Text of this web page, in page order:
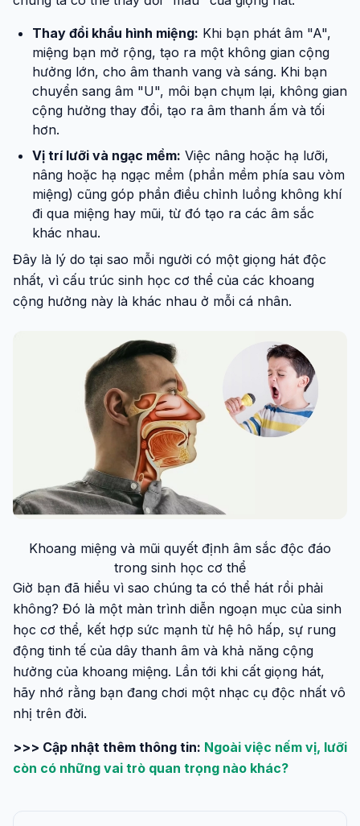
Thay đổi khẩu hình miệng: Khi bạn phát âm "A",
miệng bạn mở rộng, tạo ra một không gian cộng
hưởng lớn, cho âm thanh vang và sáng. Khi bạn
chuyển sang âm "U", môi bạn chụm lại, không gian
cộng hưởng thay đổi, tạo ra âm thanh ấm và tối
hơn.
Vị trí lưỡi và ngạc mềm: Việc nâng hoặc hạ lưỡi,
nâng hoặc hạ ngạc mềm (phần mềm phía sau vòm
miệng) cũng góp phần điều chỉnh luồng không khí
đi qua miệng hay mũi, từ đó tạo ra các âm sắc
khác nhau.
Đây là lý do tại sao mỗi người có một giọng hát độc
nhất, vì cấu trúc sinh học cơ thể của các khoang
cộng hưởng này là khác nhau ở mỗi cá nhân.
Khoang miệng và mũi quyết định âm sắc độc đáo
trong sinh học cơ thể
Giờ bạn đã hiểu vì sao chúng ta có thể hát rồi phải
không? Đó là một màn trình diễn ngoạn mục của sinh
học cơ thể, kết hợp sức mạnh từ hệ hô hấp, sự rung
động tinh tế của dây thanh âm và khả năng cộng
hưởng của khoang miệng. Lần tới khi cất giọng hát,
hãy nhớ rằng bạn đang chơi một nhạc cụ độc nhất vô
nhị trên đời.
>>> Cập nhật thêm thông tin: Ngoài việc nếm vị, lưỡi
còn có những vai trò quan trọng nào khác?